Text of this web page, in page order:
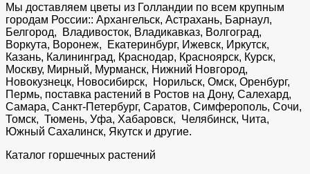
Мы доставляем цветы из Голландии по всем крупным
городам России:: Архангельск, Астрахань, Барнаул,
Белгород, Владивосток, Владикавказ, Волгоград,
Воркута, Воронеж, Екатеринбург, Ижевск, Иркутск,
Казань, Калининград, Краснодар, Красноярск, Курск,
Москву, Мирный, Мурманск, Нижний Новгород,
Новокузнецк, Новосибирск, Норильск, Омск, Оренбург,
Пермь, поставка растений в Ростов на Дону, Салехард,
Самара, Санкт-Петербург, Саратов, Симферополь, Сочи,
Томск, Тюмень, Уфа, Хабаровск, Челябинск, Чита,
Южный Сахалинск, Якутск и другие.
Каталог горшечных растений